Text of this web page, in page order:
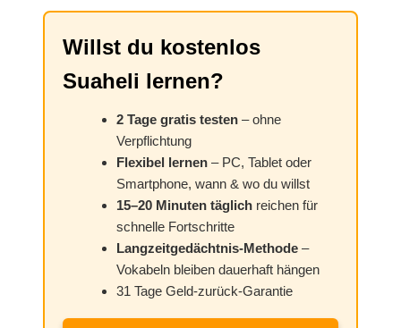
Willst du kostenlos
Suaheli lernen?
2 Tage gratis testen – ohne
Verpflichtung
Flexibel lernen – PC, Tablet oder
Smartphone, wann & wo du willst
15–20 Minuten täglich reichen für
schnelle Fortschritte
Langzeitgedächtnis-Methode –
Vokabeln bleiben dauerhaft hängen
31 Tage Geld-zurück-Garantie